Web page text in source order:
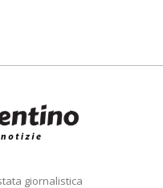
giornalistica